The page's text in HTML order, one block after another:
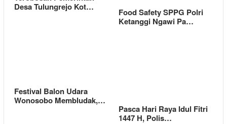
Desa Tulungrejo Kot…
Food Safety SPPG Polri
Ketanggi Ngawi Pa…
Festival Balon Udara
Wonosobo Membludak,…
Pasca Hari Raya Idul Fitri
1447 H, Polis…